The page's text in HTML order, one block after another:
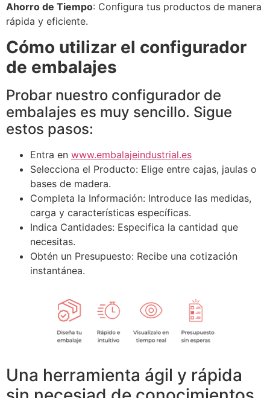
Ahorro de Tiempo: Configura tus productos de manera
rápida y eficiente.
Cómo utilizar el configurador
de embalajes
Probar nuestro configurador de
embalajes es muy sencillo. Sigue
estos pasos:
Entra en www.embalajeindustrial.es
Selecciona el Producto: Elige entre cajas, jaulas o
bases de madera.
Completa la Información: Introduce las medidas,
carga y características específicas.
Indica Cantidades: Especifica la cantidad que
necesitas.
Obtén un Presupuesto: Recibe una cotización
instantánea.
Una herramienta ágil y rápida